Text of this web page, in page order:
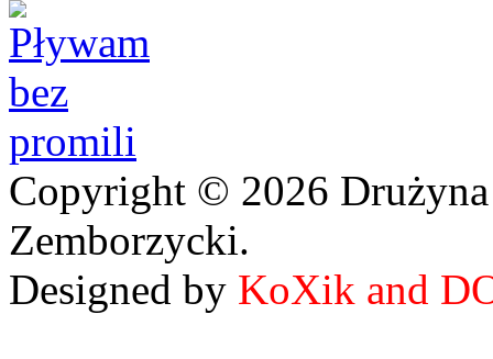
Copyright © 2026
Zemborzycki.
Designed by KoXik and